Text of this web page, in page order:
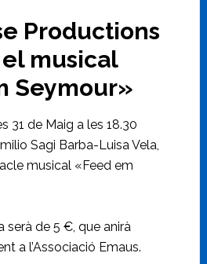
Productions
musical
Seymour»
31 de Maig a les 18.30
Sagi Barba-Luisa Vela,
musical «Feed em
serà de 5 €, que anirà
a l’Associació Emaus.